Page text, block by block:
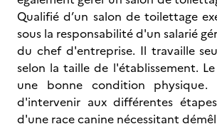
Qualifié d’un salon de toilettage
sous la responsabilité d'un salarié
du chef d'entreprise. Il travaille
selon la taille de l'établissement.
une bonne condition
d'intervenir aux différentes
d'une race canine nécessitant